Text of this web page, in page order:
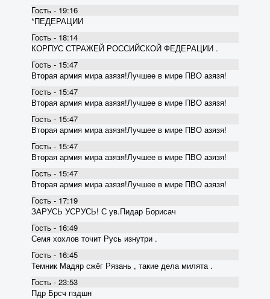
Гость - 19:16
*ПЕДЕРАЦИИ
Гость - 18:14
КОРПУС СТРАЖЕЙ РОССИЙСКОЙ ФЕДЕРАЦИИ .
Гость - 15:47
Вторая армия мира азязя!Лучшее в мире ПВО азязя!
Гость - 15:47
Вторая армия мира азязя!Лучшее в мире ПВО азязя!
Гость - 15:47
Вторая армия мира азязя!Лучшее в мире ПВО азязя!
Гость - 15:47
Вторая армия мира азязя!Лучшее в мире ПВО азязя!
Гость - 15:47
Вторая армия мира азязя!Лучшее в мире ПВО азязя!
Гость - 17:19
ЗАРУСЬ УСРУСЬ! С ув.Пидар Борисач
Гость - 16:49
Семя хохлов точит Русь изнутри .
Гость - 16:45
Темник Мадяр сжёг Рязань , такие дела милята .
Гость - 23:53
Пдр Брсч пздшн